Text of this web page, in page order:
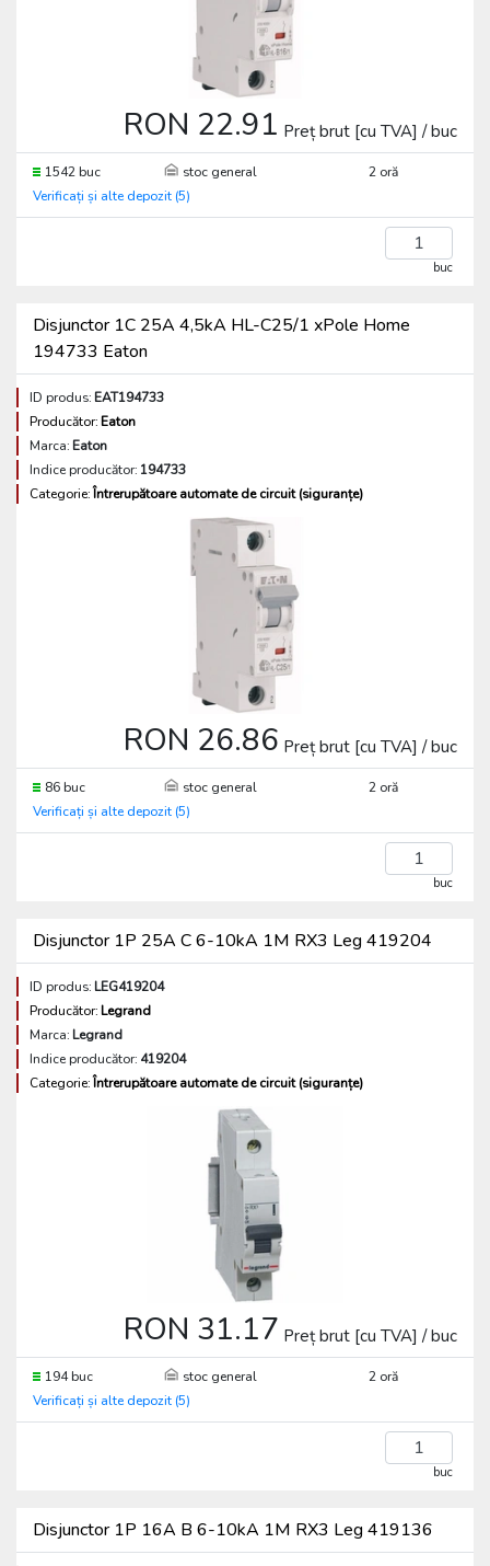
RON 22.91 Preț brut [cu TVA] / buc
1542 buc stoc general
2 oră
Verificați și alte depozit (5)
buc
Disjunctor 1C 25A 4,5kA HL-C25/1 xPole Home
194733 Eaton
ID produs:EAT194733
Producător:Eaton
Marca:Eaton
Indice producător: 194733
Categorie:Întrerupătoare automate de circuit (siguranțe)
RON 26.86 Preț brut [cu TVA] / buc
86 buc stoc general
2 oră
Verificați și alte depozit (5)
buc
Disjunctor 1P 25A C 6-10kA 1M RX3 Leg 419204
ID produs:LEG419204
Producător:Legrand
Marca:Legrand
Indice producător: 419204
Categorie:Întrerupătoare automate de circuit (siguranțe)
RON 31.17 Preț brut [cu TVA] / buc
194 buc stoc general
2 oră
Verificați și alte depozit (5)
buc
Disjunctor 1P 16A B 6-10kA 1M RX3 Leg 419136